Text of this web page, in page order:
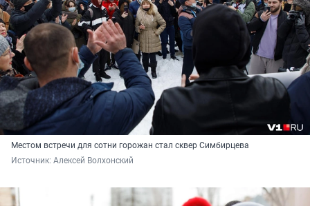
Местом встречи для сотни горожан стал сквер Симбирцева
Источник: Алексей Волхонский